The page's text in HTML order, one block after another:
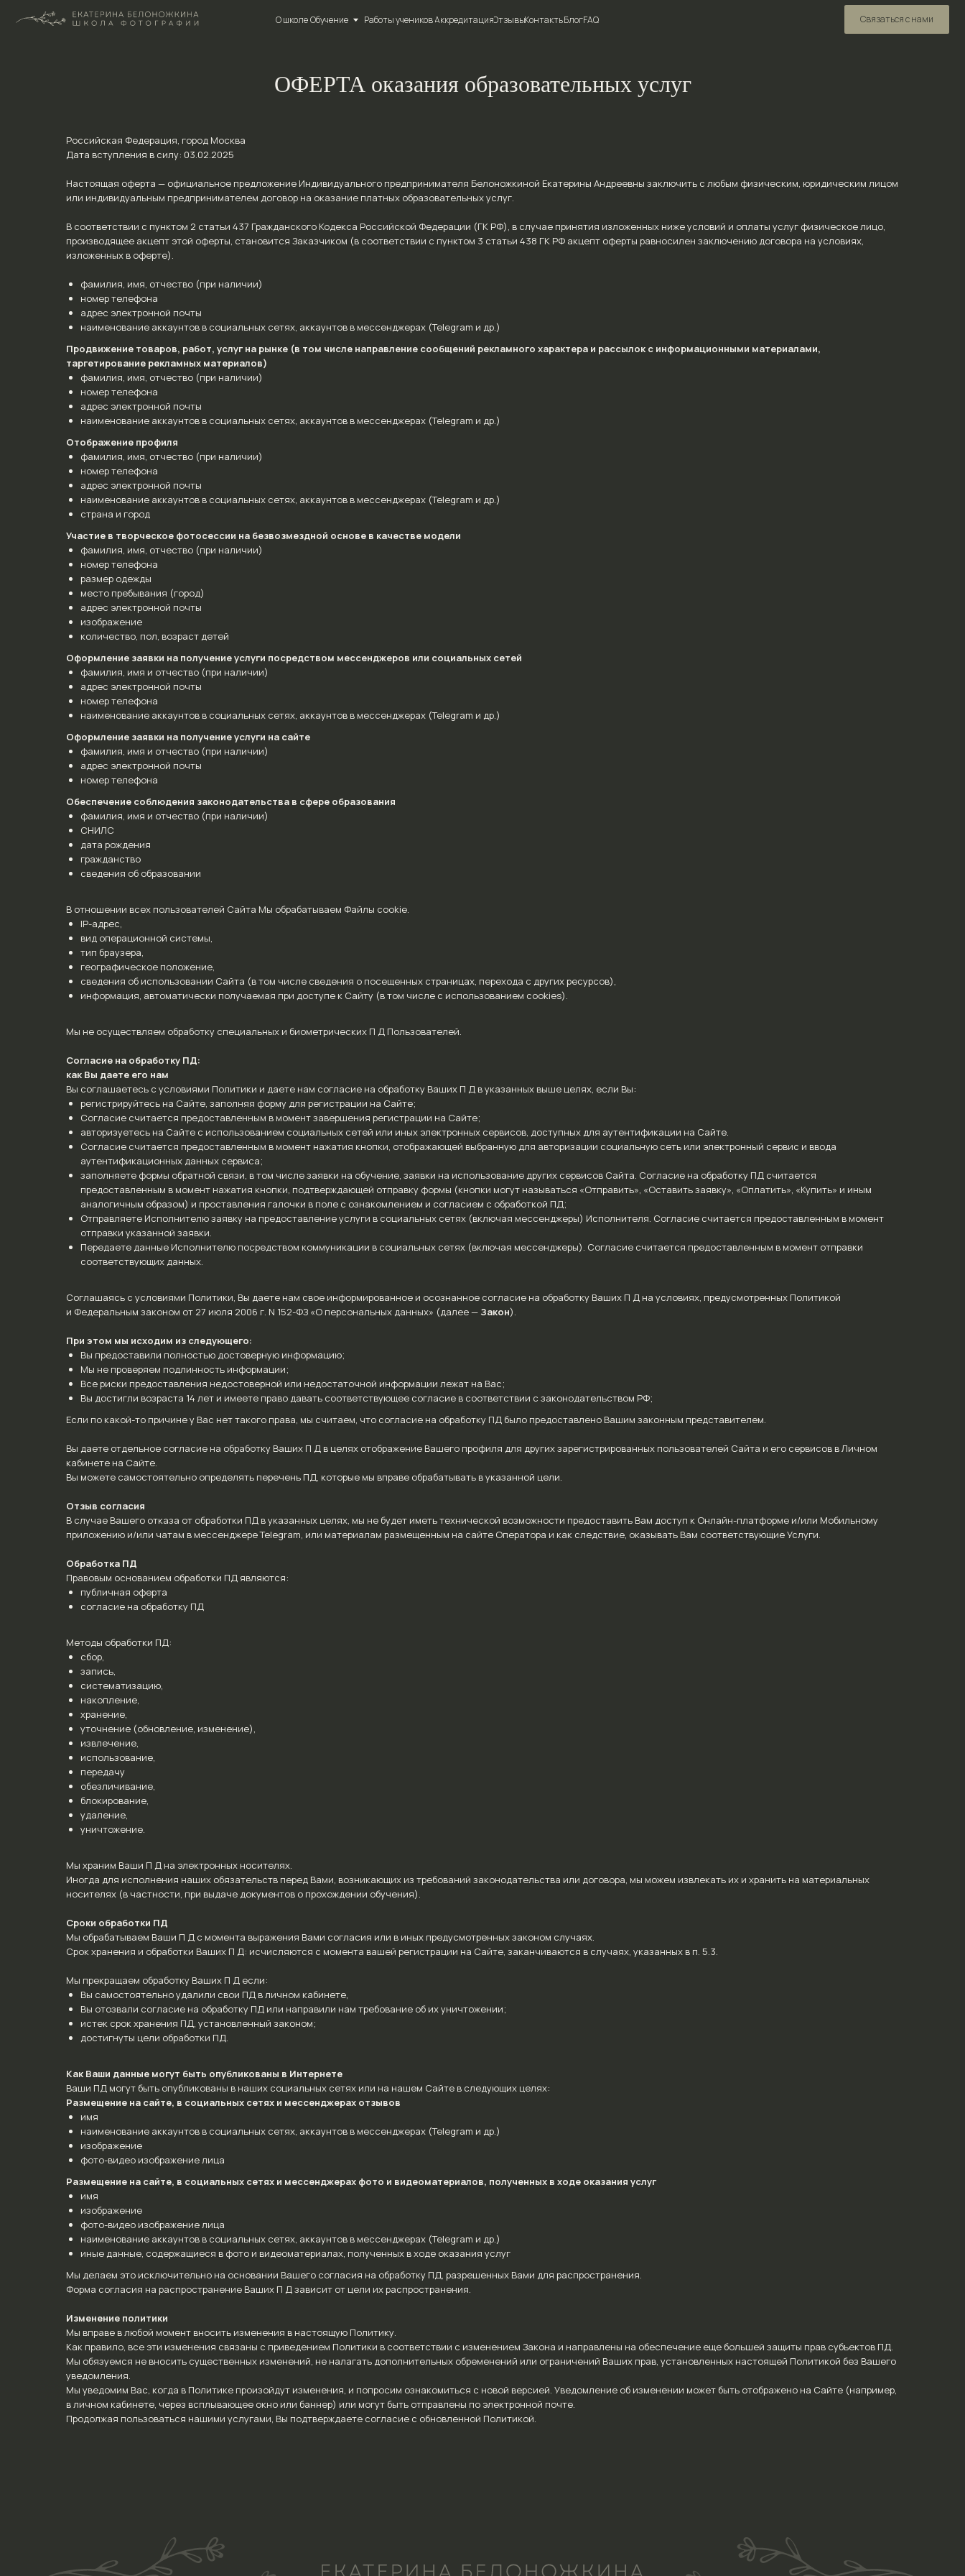
Обучение Работы учениковАккредитацияОтзывыКонтактыБлогFAQ
Обучение Работы учениковАккредитацияОтзывыКонтактыБлогFAQ
ОФЕРТА оказания образовательных услуг
Российская Федерация, город Москва
Дата вступления в силу: 03.02.2025
Настоящая оферта — официальное предложение Индивидуального предпринимателя Белоножкиной Екатерины Андреевны заключить с любым физическим, юридическим лицом
или индивидуальным предпринимателем договор на оказание платных образовательных услуг.
В соответствии с пунктом 2 статьи 437 Гражданского Кодекса Российской Федерации (ГК РФ), в случае принятия изложенных ниже условий и оплаты услуг физическое лицо,
производящее акцепт этой оферты, становится Заказчиком (в соответствии с пунктом 3 статьи 438 ГК РФ акцепт оферты равносилен заключению договора на условиях,
изложенных в оферте).
фамилия, имя, отчество (при наличии)
номер телефона
адрес электронной почты
наименование аккаунтов в социальных сетях, аккаунтов в мессенджерах (Telegram и др.)
Продвижение товаров, работ, услуг на рынке (в том числе направление сообщений рекламного характера и рассылок с информационными материалами,
таргетирование рекламных материалов)
фамилия, имя, отчество (при наличии)
номер телефона
адрес электронной почты
наименование аккаунтов в социальных сетях, аккаунтов в мессенджерах (Telegram и др.)
Отображение профиля
фамилия, имя, отчество (при наличии)
номер телефона
адрес электронной почты
наименование аккаунтов в социальных сетях, аккаунтов в мессенджерах (Telegram и др.)
страна и город
Участие в творческое фотосессии на безвозмездной основе в качестве модели
фамилия, имя, отчество (при наличии)
номер телефона
размер одежды
место пребывания (город)
адрес электронной почты
изображение
количество, пол, возраст детей
Оформление заявки на получение услуги посредством мессенджеров или социальных сетей
фамилия, имя и отчество (при наличии)
адрес электронной почты
номер телефона
наименование аккаунтов в социальных сетях, аккаунтов в мессенджерах (Telegram и др.)
Оформление заявки на получение услуги на сайте
фамилия, имя и отчество (при наличии)
адрес электронной почты
номер телефона
Обеспечение соблюдения законодательства в сфере образования
фамилия, имя и отчество (при наличии)
СНИЛС
дата рождения
гражданство
сведения об образовании
В отношении всех пользователей Сайта Мы обрабатываем Файлы cookie.
IP-адрес,
вид операционной системы,
тип браузера,
географическое положение,
сведения об использовании Сайта (в том числе сведения о посещенных страницах, перехода с других ресурсов),
информация, автоматически получаемая при доступе к Сайту (в том числе с использованием cookies).
Мы не осуществляем обработку специальных и биометрических П Д Пользователей.
Согласие на обработку ПД:
как Вы даете его нам
Вы соглашаетесь с условиями Политики и даете нам согласие на обработку Ваших П Д в указанных выше целях, если Вы:
регистрируйтесь на Сайте, заполняя форму для регистрации на Сайте;
Согласие считается предоставленным в момент завершения регистрации на Сайте;
авторизуетесь на Сайте с использованием социальных сетей или иных электронных сервисов, доступных для аутентификации на Сайте.
Согласие считается предоставленным в момент нажатия кнопки, отображающей выбранную для авторизации социальную сеть или электронный сервис и ввода
аутентификационных данных сервиса;
заполняете формы обратной связи, в том числе заявки на обучение, заявки на использование других сервисов Сайта. Согласие на обработку ПД считается
предоставленным в момент нажатия кнопки, подтверждающей отправку формы (кнопки могут называться «Отправить», «Оставить заявку», «Оплатить», «Купить» и иным
аналогичным образом) и проставления галочки в поле с ознакомлением и согласием с обработкой ПД;
Отправляете Исполнителю заявку на предоставление услуги в социальных сетях (включая мессенджеры) Исполнителя. Согласие считается предоставленным в момент
отправки указанной заявки.
Передаете данные Исполнителю посредством коммуникации в социальных сетях (включая мессенджеры). Согласие считается предоставленным в момент отправки
соответствующих данных.
Соглашаясь с условиями Политики, Вы даете нам свое информированное и осознанное согласие на обработку Ваших П Д на условиях, предусмотренных Политикой
и Федеральным законом от 27 июля 2006 г. N 152-ФЗ «О персональных данных» (далее — Закон).
При этом мы исходим из следующего:
Вы предоставили полностью достоверную информацию;
Мы не проверяем подлинность информации;
Все риски предоставления недостоверной или недостаточной информации лежат на Вас;
Вы достигли возраста 14 лет и имеете право давать соответствующее согласие в соответствии с законодательством РФ;
Если по какой-то причине у Вас нет такого права, мы считаем, что согласие на обработку ПД было предоставлено Вашим законным представителем.
Вы даете отдельное согласие на обработку Ваших П Д в целях отображение Вашего профиля для других зарегистрированных пользователей Сайта и его сервисов в Личном
кабинете на Сайте.
Вы можете самостоятельно определять перечень ПД, которые мы вправе обрабатывать в указанной цели.
Отзыв согласия
В случае Вашего отказа от обработки ПД в указанных целях, мы не будет иметь технической возможности предоставить Вам доступ к Онлайн-платформе и/или Мобильному
приложению и/или чатам в мессенджере Telegram, или материалам размещенным на сайте Оператора и как следствие, оказывать Вам соответствующие Услуги.
Обработка ПД
Правовым основанием обработки ПД являются:
публичная оферта
согласие на обработку ПД
Методы обработки ПД:
сбор,
запись,
систематизацию,
накопление,
хранение,
уточнение (обновление, изменение),
извлечение,
использование,
передачу
обезличивание,
блокирование,
удаление,
уничтожение.
Мы храним Ваши П Д на электронных носителях.
Иногда для исполнения наших обязательств перед Вами, возникающих из требований законодательства или договора, мы можем извлекать их и хранить на материальных
носителях (в частности, при выдаче документов о прохождении обучения).
Сроки обработки ПД
Мы обрабатываем Ваши П Д с момента выражения Вами согласия или в иных предусмотренных законом случаях.
Срок хранения и обработки Ваших П Д: исчисляются с момента вашей регистрации на Сайте, заканчиваются в случаях, указанных в п. 5.3.
Мы прекращаем обработку Ваших П Д если:
Вы самостоятельно удалили свои ПД в личном кабинете,
Вы отозвали согласие на обработку ПД или направили нам требование об их уничтожении;
истек срок хранения ПД, установленный законом;
достигнуты цели обработки ПД.
Как Ваши данные могут быть опубликованы в Интернете
Ваши ПД могут быть опубликованы в наших социальных сетях или на нашем Сайте в следующих целях:
Размещение на сайте, в социальных сетях и мессенджерах отзывов
имя
наименование аккаунтов в социальных сетях, аккаунтов в мессенджерах (Telegram и др.)
изображение
фото-видео изображение лица
Размещение на сайте, в социальных сетях и мессенджерах фото и видеоматериалов, полученных в ходе оказания услуг
имя
изображение
фото-видео изображение лица
наименование аккаунтов в социальных сетях, аккаунтов в мессенджерах (Telegram и др.)
иные данные, содержащиеся в фото и видеоматериалах, полученных в ходе оказания услуг
Мы делаем это исключительно на основании Вашего согласия на обработку ПД, разрешенных Вами для распространения.
Форма согласия на распространение Ваших П Д зависит от цели их распространения.
Изменение политики
Мы вправе в любой момент вносить изменения в настоящую Политику.
Как правило, все эти изменения связаны с приведением Политики в соответствии с изменением Закона и направлены на обеспечение еще большей защиты прав субъектов ПД.
Мы обязуемся не вносить существенных изменений, не налагать дополнительных обременений или ограничений Ваших прав, установленных настоящей Политикой без Вашего
уведомления.
Мы уведомим Вас, когда в Политике произойдут изменения, и попросим ознакомиться с новой версией. Уведомление об изменении может быть отображено на Сайте (например,
в личном кабинете, через всплывающее окно или баннер) или могут быть отправлены по электронной почте.
Продолжая пользоваться нашими услугами, Вы подтверждаете согласие с обновленной Политикой.
Остались вопросы? Заполните форму ниже, и мы с удовольствием проконсультируем вас
+7 926 255-04-21